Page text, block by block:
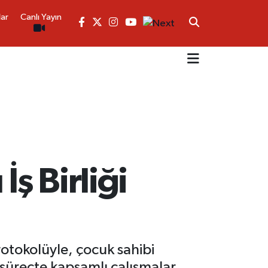
Canlı Yayın
İş Birliği
çocuk sahibi